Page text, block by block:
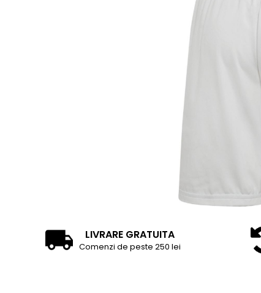
LIVRARE GRATUITA
Comenzi de peste 250 lei